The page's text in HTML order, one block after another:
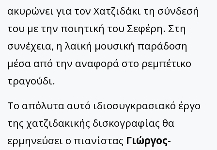
ακυρώνει για τον Χατζιδάκι τη σύνδεσή
του με την ποιητική του Σεφέρη. Στη
συνέχεια, η λαϊκή μουσική παράδοση
μέσα από την αναφορά στο ρεμπέτικο
τραγούδι.
Το απόλυτα αυτό ιδιοσυγκρασιακό έργο
της χατζιδακικής δισκογραφίας θα
ερμηνεύσει ο πιανίστας Γιώργος-